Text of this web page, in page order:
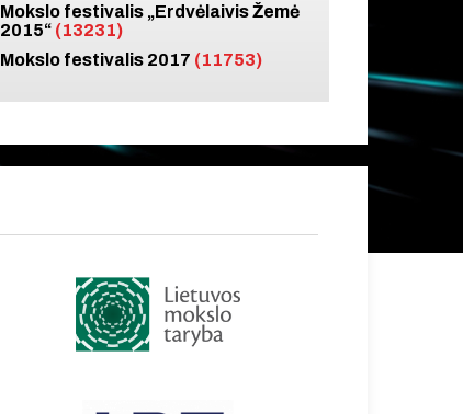
Mokslo festivalis „Erdvėlaivis Žemė
2015“ (13231)
Mokslo festivalis 2017 (11753)